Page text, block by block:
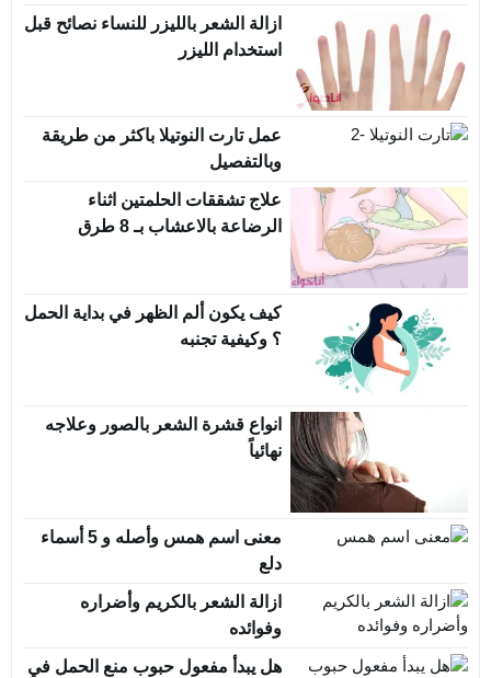
ازالة الشعر بالليزر للنساء نصائح قبل
استخدام الليزر
عمل تارت النوتيلا باكثر من طريقة
وبالتفصيل
علاج تشققات الحلمتين اثناء
الرضاعة بالاعشاب بـ 8 طرق
كيف يكون ألم الظهر في بداية الحمل
؟ وكيفية تجنبه
انواع قشرة الشعر بالصور وعلاجه
نهائياً
معنى اسم همس وأصله و 5 أسماء
دلع
ازالة الشعر بالكريم وأضراره
وفوائده
هل يبدأ مفعول حبوب منع الحمل في